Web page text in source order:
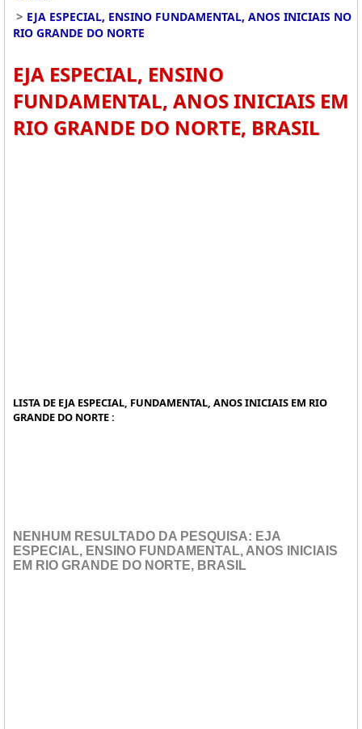
> EJA ESPECIAL, ENSINO FUNDAMENTAL, ANOS INICIAIS NO
RIO GRANDE DO NORTE
EJA ESPECIAL, ENSINO
FUNDAMENTAL, ANOS INICIAIS EM
RIO GRANDE DO NORTE, BRASIL
LISTA DE EJA ESPECIAL, FUNDAMENTAL, ANOS INICIAIS EM RIO
GRANDE DO NORTE :
NENHUM RESULTADO DA PESQUISA: EJA
ESPECIAL, ENSINO FUNDAMENTAL, ANOS INICIAIS
EM RIO GRANDE DO NORTE, BRASIL